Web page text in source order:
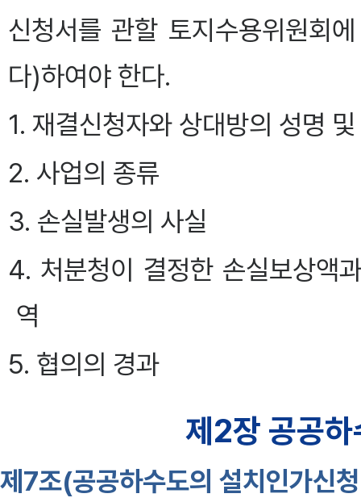
신청서를 관할 토지수용위원회
다)하여야 한다.
1. 재결신청자와 상대방의 성명
2. 사업의 종류
3. 손실발생의 사실
4. 처분청이 결정한 손실보상액
역
5. 협의의 경과
제2장 공공
제7조(공공하수도의 설치인가신